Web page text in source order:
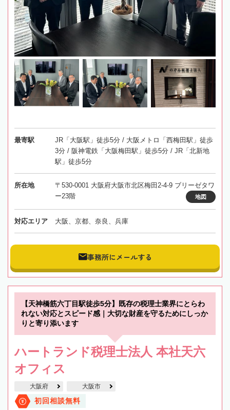
最寄駅
JR「大阪駅」徒歩5分 / 大阪メトロ「西梅田駅」徒歩
3分 / 阪神電鉄「大阪梅田駅」徒歩5分 / JR「北新地
駅」徒歩5分
所在地
〒530-0001 大阪府大阪市北区梅田2-4-9 ブリーゼタワ
ー23階
地図
対応エリア 大阪、京都、奈良、兵庫
事務所にメールする
【天神橋筋六丁目駅徒歩5分】既存の税理士業界にとらわ
れない対応とスピード感｜大切な財産を守るためにしっか
りと寄り添います
ハートランド税理士法人 本社天六
オフィス
大阪府 大阪市
初回相談無料